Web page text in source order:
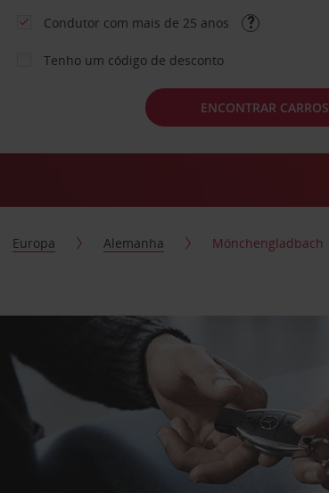
Condutor com mais de 25 anos
Tenho um código de desconto
ENCONTRAR CARROS
Europa Alemanha Mönchengladbach